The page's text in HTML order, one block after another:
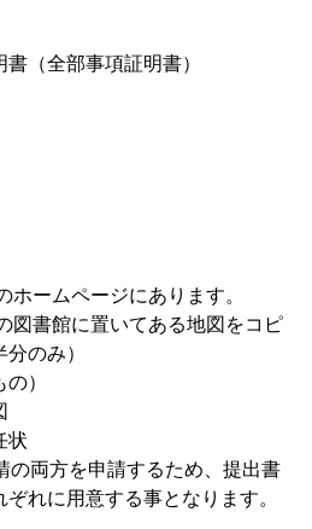
（全部事項証明書）
ホームページにあります。
図書館に置いてある地図をコピ
のみ）
）
状
の両方を申請するため、提出書
れに用意する事となります。